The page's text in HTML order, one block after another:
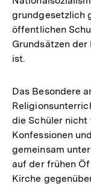
grundgesetzlich
öffentlichen
Grundsätzen
ist.
Das Besondere
die Schüler nicht
Konfessionen
gemeinsam
auf der frühen
Kirche